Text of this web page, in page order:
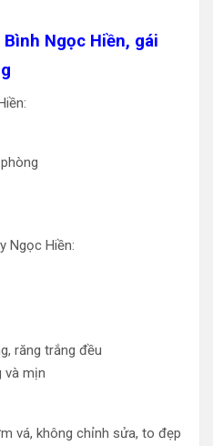
Ngọc Hiền, gái
Ngọc Hiền:
răng trắng đều
và mịn
vá, không chỉnh sửa, to đẹp